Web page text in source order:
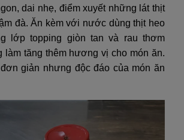
dai nhẹ, điểm xuyết những lát thịt
đà. Ăn kèm với nước dùng thịt heo
lớp topping giòn tan và rau thơm
làm tăng thêm hương vị cho món ăn.
giản nhưng độc đáo của món ăn